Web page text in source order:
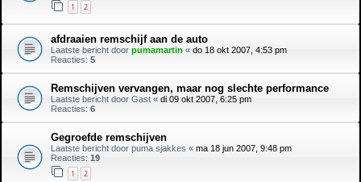
1 2
afdraaien remschijf aan de auto
Laatste bericht door pumamartin « do 18 okt 2007, 4:53 pm
Reacties: 5
Remschijven vervangen, maar nog slechte performance
Laatste bericht door Gast « di 09 okt 2007, 6:25 pm
Reacties: 6
Gegroefde remschijven
Laatste bericht door puma sjakkes « ma 18 jun 2007, 9:48 pm
Reacties: 19
1 2